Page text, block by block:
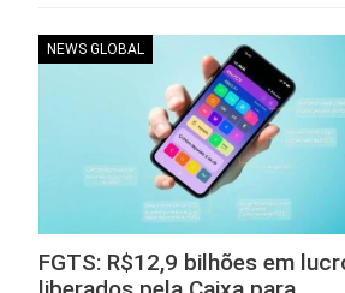
NEWS GLOBAL
FGTS: R$12,9 bilhões em